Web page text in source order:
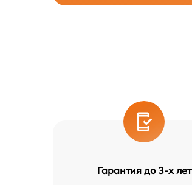
Гарантия до 3-х лет